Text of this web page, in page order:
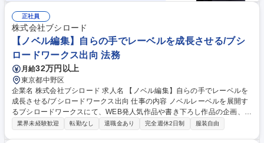
正社員
株式会社ブシロード
【ノベル編集】自らの手でレーベルを成長させる/ブシ
ロードワークス出向 法務
月給32万円以上
東京都中野区
企業名 株式会社ブシロード 求人名 【ノベル編集】自らの手でレーベルを
成長させる/ブシロードワークス出向 仕事の内容 ノベルレーベルを展開す
るブシロードワークスにて、WEB発人気作品や書き下ろし作品の企画、編
集、作家発掘、メディアミックス展開をご担当。能力に応じ即戦力として
業界未経験歓迎 転勤なし 退職金あり 完全週休2日制 服装自由